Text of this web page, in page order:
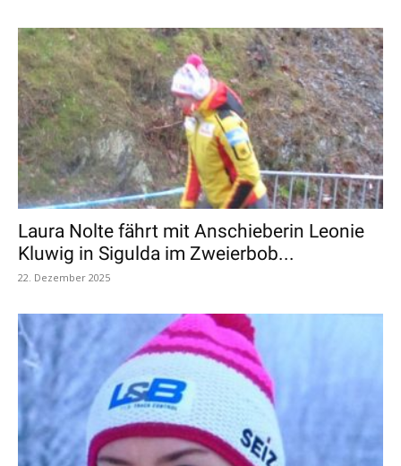
Laura Nolte fährt mit Anschieberin Leonie
Kluwig in Sigulda im Zweierbob...
22. Dezember 2025